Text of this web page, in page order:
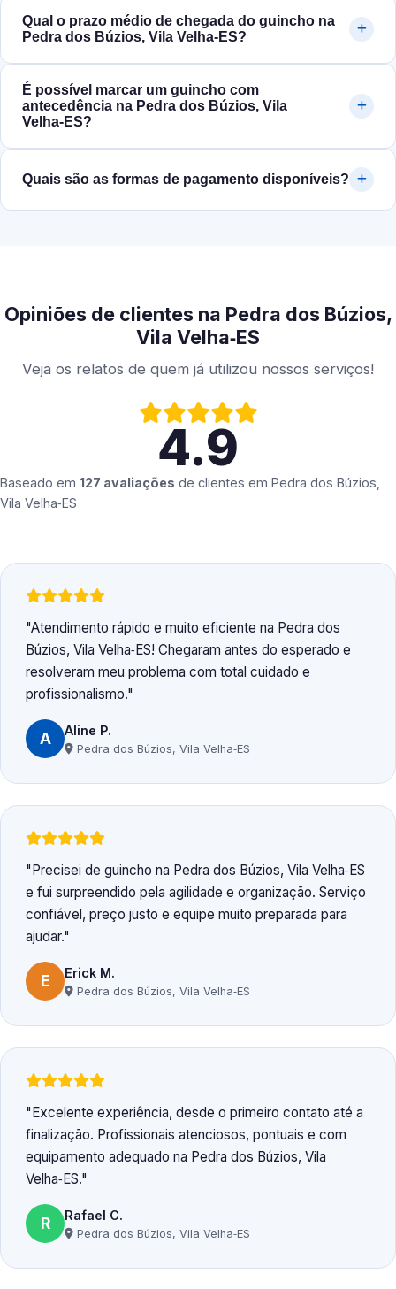
Qual o prazo médio de chegada do guincho na
Pedra dos Búzios, Vila Velha‑ES?
É possível marcar um guincho com
antecedência na Pedra dos Búzios, Vila
Velha‑ES?
Quais são as formas de pagamento disponíveis?
Opiniões de clientes na Pedra dos Búzios,
Vila Velha‑ES
Veja os relatos de quem já utilizou nossos serviços!
4.9
Baseado em 127 avaliações de clientes em Pedra dos Búzios,
Vila Velha‑ES
Atendimento rápido e muito eficiente na Pedra dos
Búzios, Vila Velha‑ES! Chegaram antes do esperado e
resolveram meu problema com total cuidado e
profissionalismo.
A Aline P.
Pedra dos Búzios, Vila Velha‑ES
Precisei de guincho na Pedra dos Búzios, Vila Velha‑ES
e fui surpreendido pela agilidade e organização. Serviço
confiável, preço justo e equipe muito preparada para
ajudar.
E Erick M.
Pedra dos Búzios, Vila Velha‑ES
Excelente experiência, desde o primeiro contato até a
finalização. Profissionais atenciosos, pontuais e com
equipamento adequado na Pedra dos Búzios, Vila
Velha‑ES.
R Rafael C.
Pedra dos Búzios, Vila Velha‑ES